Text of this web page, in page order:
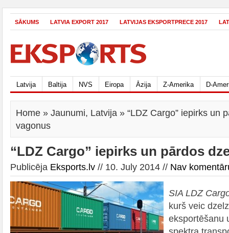
SĀKUMS LATVIA EXPORT 2017 LATVIJAS EKSPORTPRECE 2017
Latvija Baltija NVS Eiropa Āzija Z-Amerika D-
Home » Jaunumi, Latvija » “LDZ Cargo” iepirks un
vagonus
“LDZ Cargo” iepirks un pārdos
Publicēja Eksports.lv // 10. July 2014 // Nav
SIA LDZ
kurš veic
eksportēšanu